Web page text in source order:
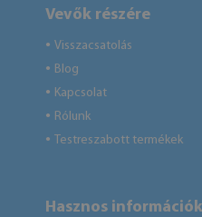
Vevők részére
● Visszacsatolás
● Blog
● Kapcsolat
● Rólunk
● Testreszabott termékek
Hasznos információk